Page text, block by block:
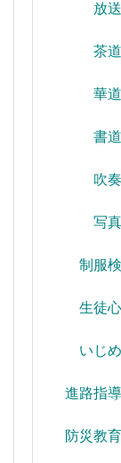
放
茶
華
書
吹
写
制服
生徒
いじ
進路指導
防災教育